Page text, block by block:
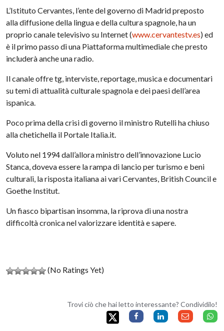
L’Istituto Cervantes, l’ente del governo di Madrid preposto
alla diffusione della lingua e della cultura spagnole, ha un
proprio canale televisivo su Internet (www.cervantestv.es) ed
è il primo passo di una Piattaforma multimediale che presto
includerà anche una radio.
Il canale offre tg, interviste, reportage, musica e documentari
su temi di attualità culturale spagnola e dei paesi dell’area
ispanica.
Poco prima della crisi di governo il ministro Rutelli ha chiuso
alla chetichella il Portale Italia.it.
Voluto nel 1994 dall’allora ministro dell’innovazione Lucio
Stanca, doveva essere la rampa di lancio per turismo e beni
culturali, la risposta italiana ai vari Cervantes, British Council e
Goethe Institut.
Un fiasco bipartisan insomma, la riprova di una nostra
difficoltà cronica nel valorizzare identità e sapere.
(No Ratings Yet)
Trovi ciò che hai letto interessante? Condividilo!